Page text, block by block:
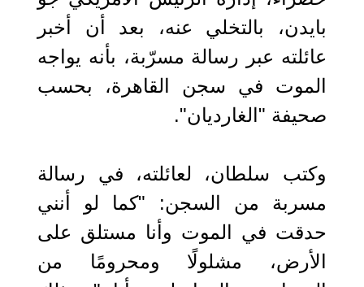
بايدن، بالتخلي عنه، بعد أن أخبر
عائلته عبر رسالة مسرّبة، بأنه يواجه
الموت في سجن القاهرة، بحسب
صحيفة "الغارديان".
وكتب سلطان، لعائلته، في رسالة
مسربة من السجن: "كما لو أنني
حدقت في الموت وأنا مستلق على
الأرض، مشلولًا ومحرومًا من